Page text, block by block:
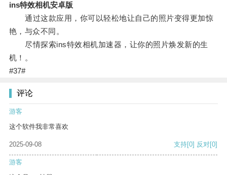
ins特效相机安卓版
通过这款应用，你可以轻松地让自己的照片变得更加惊
艳，与众不同。
尽情探索ins特效相机加速器，让你的照片焕发新的生
机！。
#37#
评论
游客
这个软件我非常喜欢
2025-09-08 支持[0] 反对[0]
游客